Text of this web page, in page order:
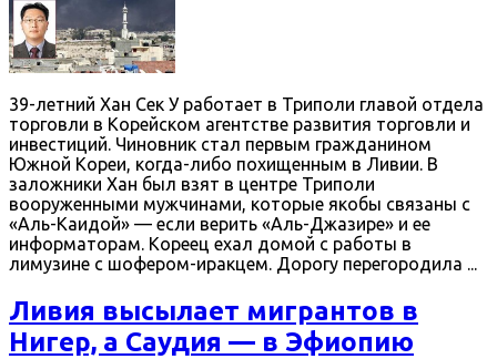
39-летний Хан Сек У работает в Триполи главой отдела
торговли в Корейском агентстве развития торговли и
инвестиций. Чиновник стал первым гражданином
Южной Кореи, когда-либо похищенным в Ливии. В
заложники Хан был взят в центре Триполи
вооруженными мужчинами, которые якобы связаны с
«Аль-Каидой» — если верить «Аль-Джазире» и ее
информаторам. Кореец ехал домой с работы в
лимузине с шофером-иракцем. Дорогу перегородила ...
Ливия высылает мигрантов в
Нигер, а Саудия — в Эфиопию